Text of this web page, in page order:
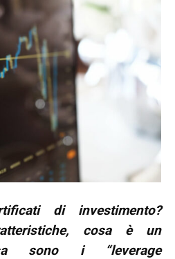
di investimento?
cosa è un
sono i “leverage